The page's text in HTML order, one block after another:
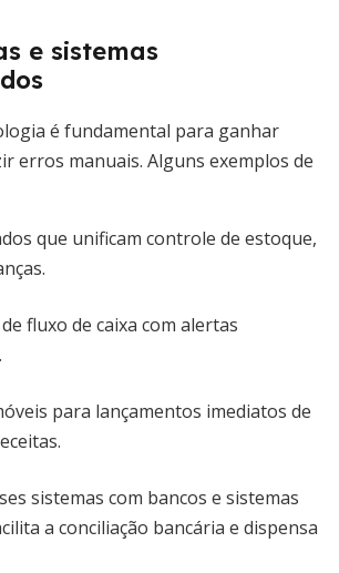
e sistemas
é fundamental para ganhar
erros manuais. Alguns exemplos de
que unificam controle de estoque,
fluxo de caixa com alertas
para lançamentos imediatos de
sistemas com bancos e sistemas
a conciliação bancária e dispensa